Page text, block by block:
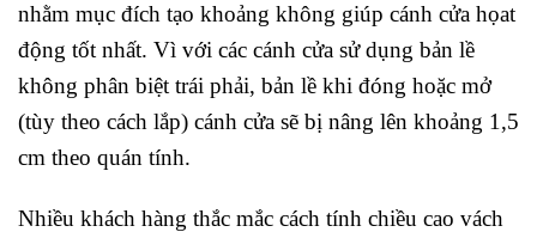
nhằm mục đích tạo khoảng không giúp cánh cửa họat
động tốt nhất. Vì với các cánh cửa sử dụng bản lề
không phân biệt trái phải, bản lề khi đóng hoặc mở
(tùy theo cách lắp) cánh cửa sẽ bị nâng lên khoảng 1,5
cm theo quán tính.
Nhiều khách hàng thắc mắc cách tính chiều cao vách